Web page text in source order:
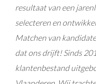
resultaat van een
selecteren en
Matchen van
dat ons drijft! Sinds
klantenbestand